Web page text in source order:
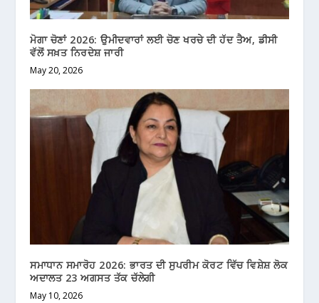
ਮੋਗਾ ਚੋਣਾਂ 2026: ਉਮੀਦਵਾਰਾਂ ਲਈ ਚੋਣ ਖਰਚੇ ਦੀ ਹੱਦ ਤੈਅ, ਡੀਸੀ
ਵੱਲੋਂ ਸਖ਼ਤ ਨਿਰਦੇਸ਼ ਜਾਰੀ
May 20, 2026
ਸਮਾਧਾਨ ਸਮਾਰੋਹ 2026: ਭਾਰਤ ਦੀ ਸੁਪਰੀਮ ਕੋਰਟ ਵਿੱਚ ਵਿਸ਼ੇਸ਼ ਲੋਕ
ਅਦਾਲਤ 23 ਅਗਸਤ ਤੱਕ ਚੱਲੇਗੀ
May 10, 2026